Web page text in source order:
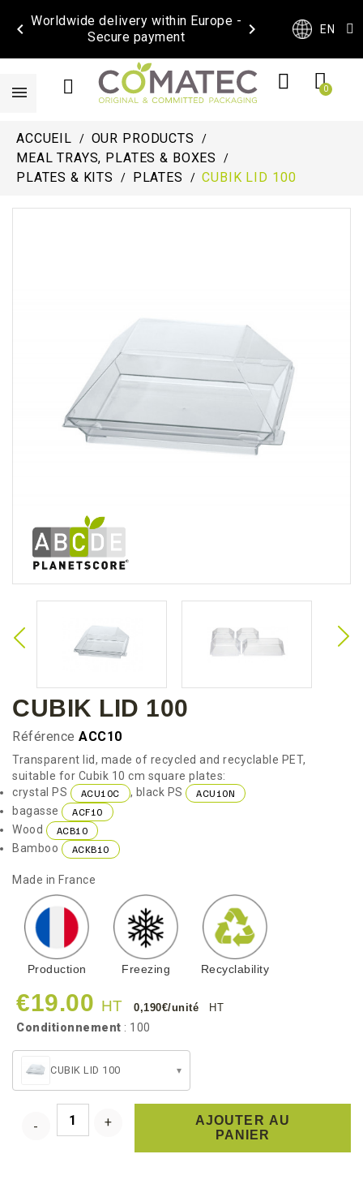
Worldwide delivery within Europe -
Secure payment
  EN
ACCUEIL
OUR PRODUCTS
MEAL TRAYS, PLATES & BOXES
PLATES & KITS
PLATES CUBIK LID 100
CUBIK LID 100
Référence ACC10
Transparent lid, made of recycled and recyclable PET,
suitable for Cubik 10 cm square plates:
crystal PS
ACU10C , black PS ACU10N
bagasse ACF10
Wood ACB10
Bamboo ACKB10
Made in France
Production Freezing Recyclability
€19.00 HT 0,190€/unité HT
Conditionnement : 100
CUBIK LID 100 ▾
AJOUTER AU
PANIER